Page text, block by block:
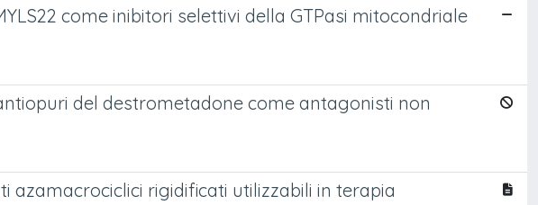
come inibitori selettivi della GTPasi mitocondriale
del destrometadone come antagonisti non
azamacrociclici rigidificati utilizzabili in terapia